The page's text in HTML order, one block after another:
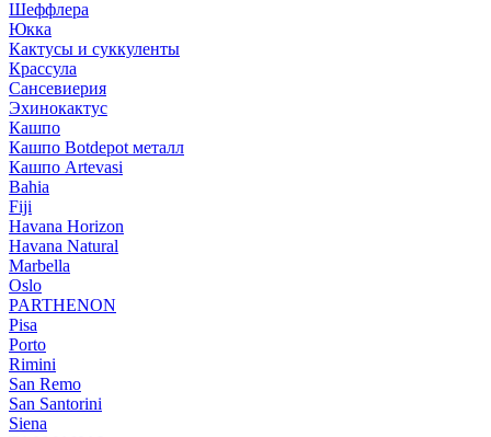
Шеффлера
Юкка
Кактусы и суккуленты
Крассула
Сансевиерия
Эхинокактус
Кашпо
Кашпо Botdepot металл
Кашпо Artevasi
Bahia
Fiji
Havana Horizon
Havana Natural
Marbella
Oslo
PARTHENON
Pisa
Porto
Rimini
San Remo
San Santorini
Siena